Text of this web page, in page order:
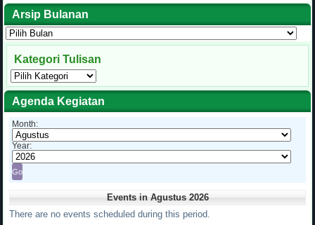
Arsip Bulanan
Arsip
Bulanan
Kategori Tulisan
Kategori
Tulisan
Agenda Kegiatan
Month:
Year:
Events in Agustus 2026
There are no events scheduled during this period.